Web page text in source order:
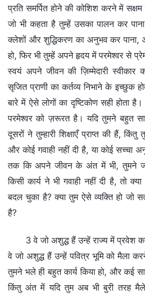
प्रति समर्पित होने की कोशिश करने में सक्षम
जो भी कहता है तुम्हें उसका पालन कर
क्लेशों और शुद्धिकरण का अनुभव कर पाना,
हो, फिर भी तुम्हें अपने हृदय में परमेश्वर से
स्वयं अपने जीवन की ज़िम्मेदारी
सृजित प्राणी का कर्तव्य निभाने के
बारे में ऐसे लोगों का दृष्टिकोण सही होता
परमेश्वर को ज़रूरत है। यदि तुमने बहुत
दूसरों ने तुम्हारी शिक्षाएँ प्राप्त की हैं,
और कोई गवाही नहीं दी है, या कोई सच्चा
तक कि अपने जीवन के अंत में भी, तुमने
किसी कार्य ने भी गवाही नहीं दी है, तो
बदल चुका है? क्या तुम ऐसे व्यक्ति हो जो
है?
3 वे जो अशुद्ध हैं उन्हें राज्य में प्रवेश
वे जो अशुद्ध हैं उन्हें पवित्र भूमि को मैला
तुमने भले ही बहुत कार्य किया हो, और कई
किंतु अंत में यदि तुम अब भी बुरी तरह मैले